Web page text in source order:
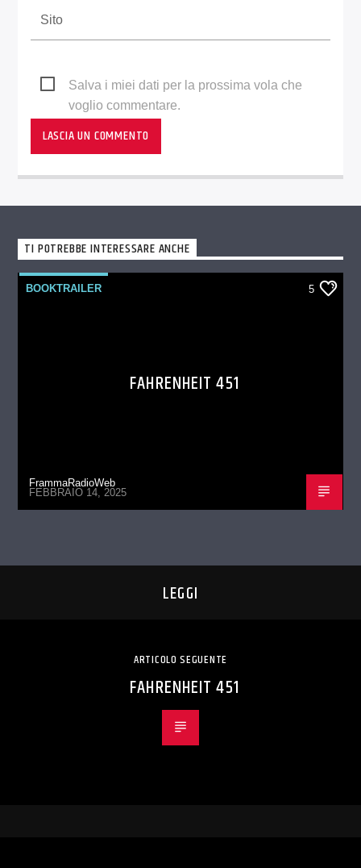
Salva i miei dati per la prossima vola che
voglio commentare.
TI POTREBBE INTERESSARE ANCHE
BOOKTRAILER 5
FAHRENHEIT 451
FrammaRadioWeb
FEBBRAIO 14, 2025
LEGGI
ARTICOLO SEGUENTE
FAHRENHEIT 451